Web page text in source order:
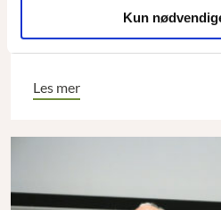
Kun
Daglig fylles Vigelandsanlegget
og mange av Oslos egne
hva ser de egentlig?
Les mer